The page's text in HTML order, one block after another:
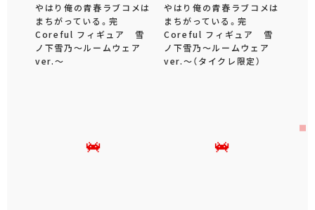
やはり俺の青春ラブコメは
まちがっている。完
Coreful フィギュア 雪
ノ下雪乃～ルームウェア
ver.～
やはり俺の青春ラブコメは
まちがっている。完
Coreful フィギュア 雪
ノ下雪乃～ルームウェア
ver.～（タイクレ限定）